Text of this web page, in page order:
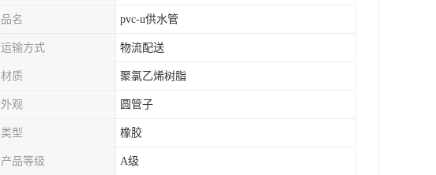
品名 pvc-u供水管
运输方式 物流配送
材质 聚氯乙烯树脂
外观 圆管子
类型 橡胶
产品等级 A级